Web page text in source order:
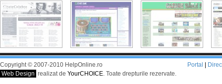
Copyright © 2007-2010 HelpOnline.ro
Web Design realizat de YourCHOICE. Toate drepturile rezervate.
Portal